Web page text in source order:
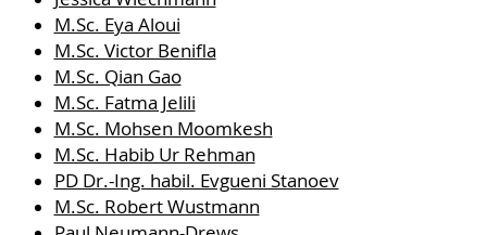
M.Sc. Eya Aloui
M.Sc. Victor Benifla
M.Sc. Qian Gao
M.Sc. Fatma Jelili
M.Sc. Mohsen Moomkesh
M.Sc. Habib Ur Rehman
PD Dr.-Ing. habil. Evgueni Stanoev
M.Sc. Robert Wustmann